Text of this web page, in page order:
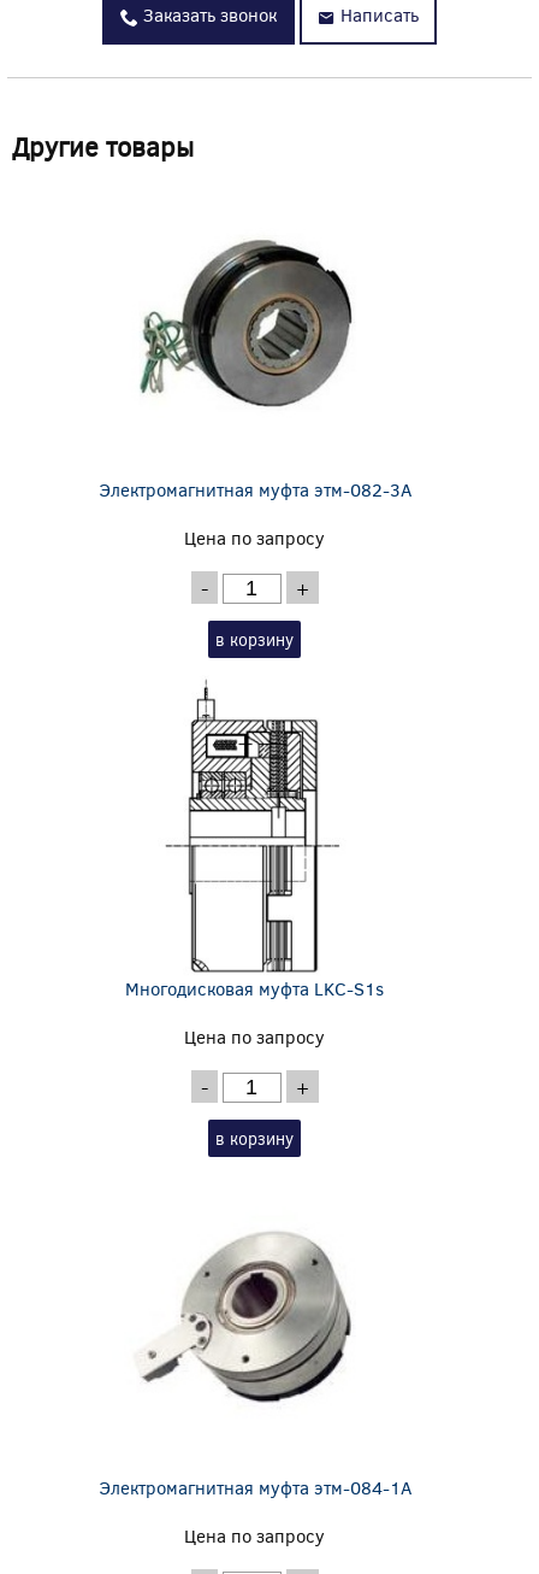
Заказать звонок Написать
Другие товары
Электромагнитная муфта этм-082-3А
Цена по запросу
- +
в корзину
Многодисковая муфта LKC-S1s
Цена по запросу
- +
в корзину
Электромагнитная муфта этм-084-1А
Цена по запросу